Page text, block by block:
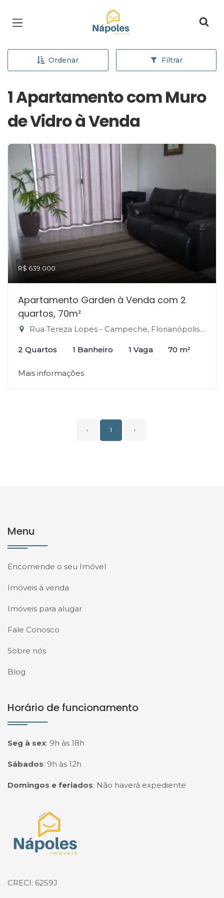
Página inicial
Ordenar Filtrar
1 Apartamento com Muro
de Vidro à Venda
R$ 639.000
Apartamento Garden à Venda com 2
quartos, 70m²
Rua Tereza Lopes - Campeche, Florianópolis-SC
2 Quartos 1 Banheiro 1 Vaga 70 m²
Mais informações
‹ 1 ›
Menu
Encomende o seu Imóvel
Imóveis à venda
Imóveis para alugar
Fale Conosco
Sobre nós
Blog
Horário de funcionamento
Seg à sex: 9h às 18h
Sábados: 9h às 12h
Domingos e feriados: Não haverá expediente
Página inicial
CRECI: 6259J